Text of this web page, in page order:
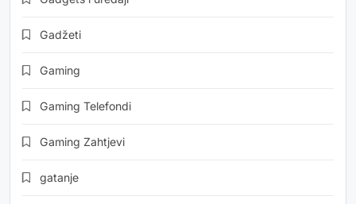
Gadžeti
Gaming
Gaming Telefondi
Gaming Zahtjevi
gatanje